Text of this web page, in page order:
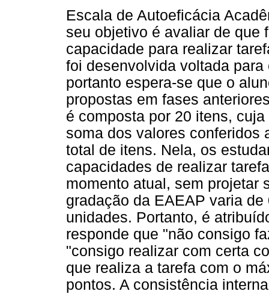
Escala de Autoeficácia
seu objetivo é avaliar de que
capacidade para realizar
foi desenvolvida voltada
portanto espera-se que o
propostas em fases
é composta por 20 itens,
soma dos valores conferidos
total de itens. Nela, os
capacidades de realizar
momento atual, sem projetar
gradação da EAEAP varia
unidades. Portanto, é
responde que "não consigo
"consigo realizar com certa
que realiza a tarefa com o
pontos. A consistência